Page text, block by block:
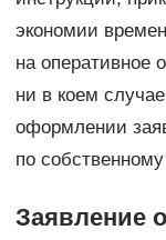
экономии
на оперативное
ни в коем
оформлении
по
Заявление